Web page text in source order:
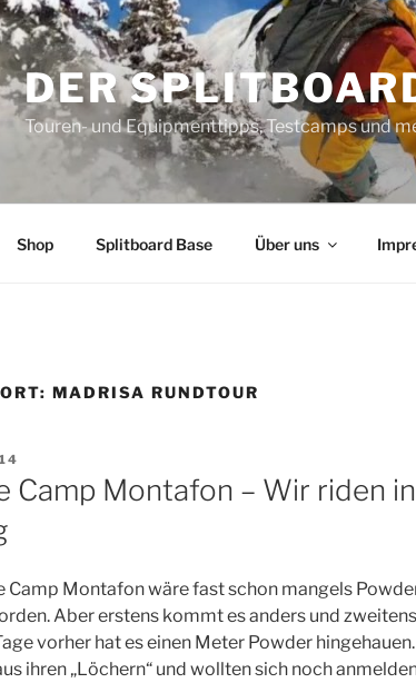
DER
Touren- und Equipmenttipps, Testcamps und
Shop Splitboard Base Über uns
MADRISA RUNDTOUR
Camp Montafon – Wir riden
Camp Montafon wäre fast schon mangels
Aber erstens kommt es anders und
vorher hat es einen Meter Powder
ihren „Löchern“ und wollten sich noch